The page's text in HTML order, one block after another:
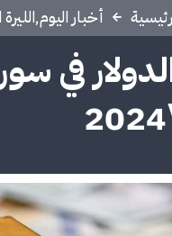
أخبار اليوم,
في